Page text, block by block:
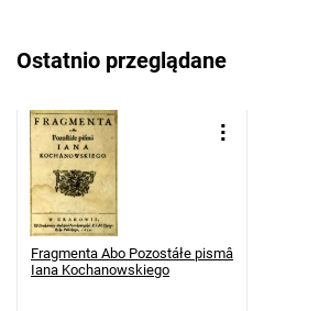
Ostatnio przeglądane
Fragmenta Abo Pozostáłe pismâ
Iana Kochanowskiego